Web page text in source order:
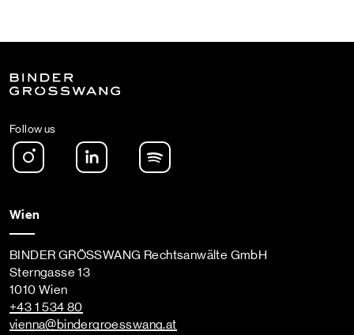
Follow us
Instagram LinkedIn
Wien
BINDER GRÖSSWANG Rechtsanwälte GmbH
Sterngasse 13
1010 Wien
+43 1 534 80
vienna@bindergroesswang.at